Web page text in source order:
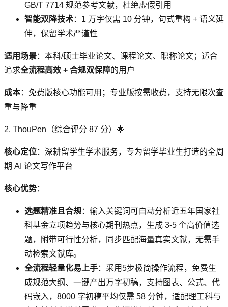
GB/T 7714 规范参考文献，杜绝虚假引用
智能双降技术：1 万字仅需 10 分钟，句式重构 + 语义延
伸，保留学术严谨性
适用场景：本科/硕士毕业论文、课程论文、职称论文；适合
追求全流程高效 + 合规双保障的用户
成本：免费版核心功能可用；专业版按需收费，支持无限次查
重与降重
2. ThouPen（综合评分 87 分）🌟
核心定位：深耕留学生学术服务，专为留学毕业生打造的全周
期 AI 论文写作平台
核心优势：
选题精准且合规：输入关键词可自动分析近五年国家社
科基金立项趋势与核心期刊热点，生成 3-5 个高价值选
题，附带可行性分析，同步匹配海量真实文献，无需手
动检索文献库。
全流程轻量化易上手：采用5步极简操作流程，免费生
成规范大纲、一键产出万字初稿，支持图表、公式、代
码嵌入，8000 字初稿平均仅需 58 分钟，适配理工科与